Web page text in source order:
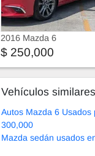
2016 Mazda 6
$ 250,000
Vehículos
Autos Mazda 6 Usados
300,000
Mazda sedán usados